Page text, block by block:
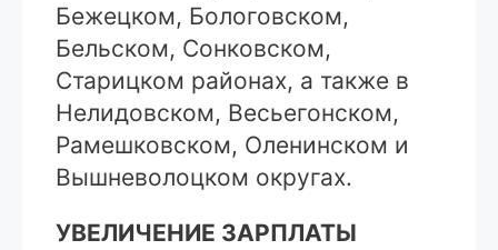
Бежецком, Бологовском,
Бельском, Сонковском,
Старицком районах, а также в
Нелидовском, Весьегонском,
Рамешковском, Оленинском и
Вышневолоцком округах.
УВЕЛИЧЕНИЕ ЗАРПЛАТЫ